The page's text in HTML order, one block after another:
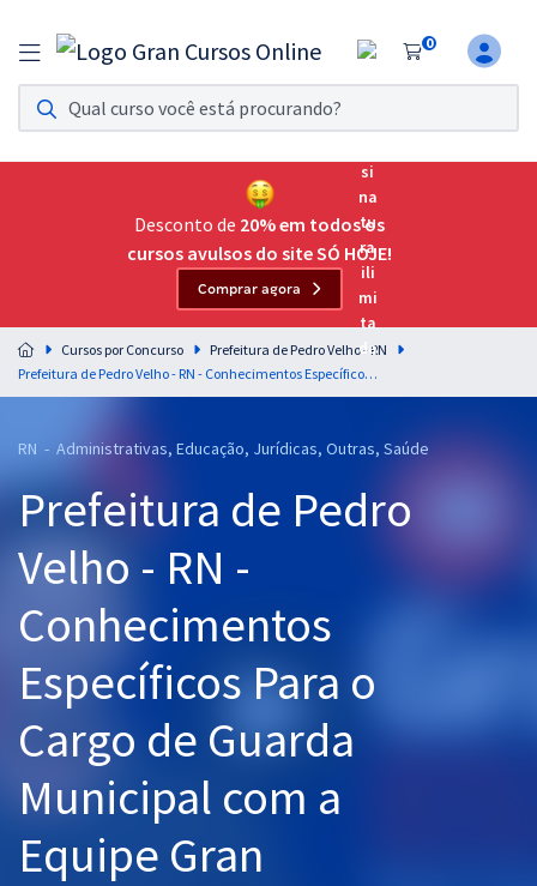
0
Assinatura Ilimitada 11
Acesso a todos os cursos. Teste grátis por 7 dias!
Assinatura OAB Até Passar
Acesso ilimitado a toda preparação para o Exame da
Residências Multiprofissionais
Preparação completa e intensiva para as principais
residências em saúde do Brasil
Cursos 20% OFF
Pós
Graduação
OAB
Questões grátis
Desconto de 20% em todos os
cursos avulsos do site SÓ HOJE!
Comprar agora
Cursos por Concurso
Prefeitura de Pedro Velho - RN
Prefeitura de Pedro Velho - RN - Conhecimentos Específicos Para o Cargo de Guarda Municipal com a Equipe Gran
RN - Administrativas, Educação, Jurídicas, Outras, Saúde
Prefeitura de Pedro
Velho - RN -
Conhecimentos
Específicos Para o
Cargo de Guarda
Municipal com a
Equipe Gran